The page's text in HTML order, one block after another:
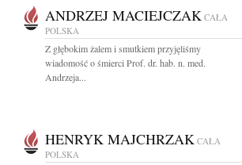
ANDRZEJ MACIEJCZAK CAŁA
POLSKA
Z głębokim żalem i smutkiem przyjęliśmy
wiadomość o śmierci Prof. dr. hab. n. med.
Andrzeja...
HENRYK MAJCHRZAK CAŁA
POLSKA